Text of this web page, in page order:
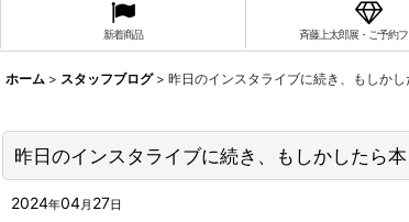
新着商品 斉藤上太郎展・ご予約
ホーム > スタッフブログ > 昨日のインスタライブに続き、もしか
昨日のインスタライブに続き、もしかしたら
2024年04月 27日